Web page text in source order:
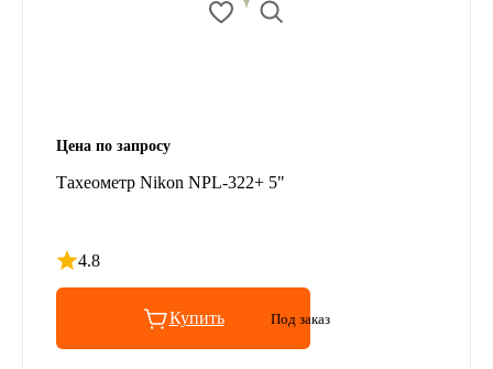
Цена по запросу
Тахеометр Nikon NPL-322+ 5"
4.8
Рейтинг 4.8 из 5
Купить Под заказ